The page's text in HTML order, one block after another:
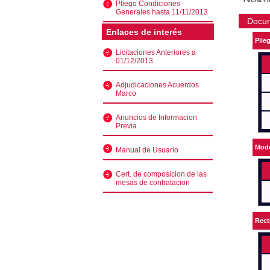
Pliego Condiciones
Generales hasta 11/11/2013
Enlaces de interés
Licitaciones Anteriores a
01/12/2013
Adjudicaciones Acuerdos
Marco
Anuncios de Informacion
Previa
Manual de Usuario
Cert. de composicion de las
mesas de contratacion